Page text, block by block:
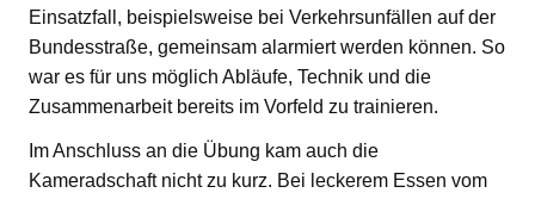
Einsatzfall, beispielsweise bei Verkehrsunfällen auf der
Bundesstraße, gemeinsam alarmiert werden können. So
war es für uns möglich Abläufe, Technik und die
Zusammenarbeit bereits im Vorfeld zu trainieren.
Im Anschluss an die Übung kam auch die
Kameradschaft nicht zu kurz. Bei leckerem Essen vom